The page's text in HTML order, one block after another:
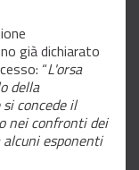
già dichiarato
“L'orsa
della
concede il
nei confronti dei
esponenti